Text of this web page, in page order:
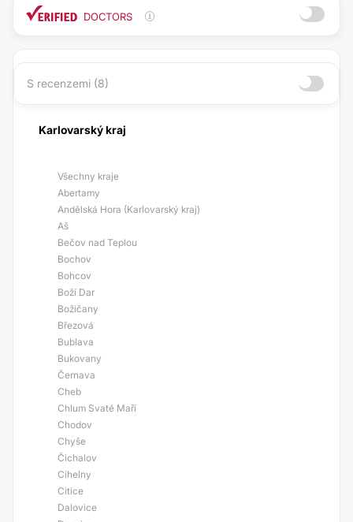
DOCTORS
S recenzemi (8)
Karlovarský kraj
Všechny kraje
Abertamy
Andělská Hora (Karlovarský kraj)
Aš
Bečov nad Teplou
Bochov
Bohcov
Boží Dar
Božičany
Březová
Bublava
Bukovany
Černava
Cheb
Chlum Svaté Maří
Chodov
Chyše
Čichalov
Cihelny
Citice
Dalovice